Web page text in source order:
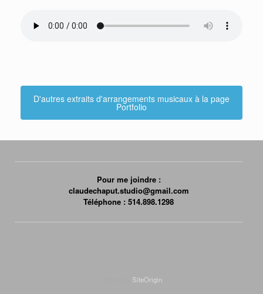
D'autres extraits d'arrangements musicaux à la page
Portfolio
Pour me joindre :
claudechaput.studio@gmail.com
Téléphone : 514.898.1298
SiteOrigin